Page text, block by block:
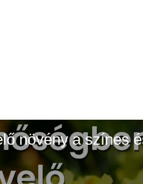
növény a színes